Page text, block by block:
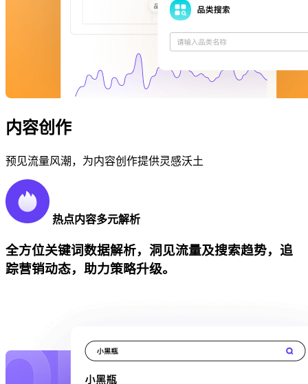
内容创作
预见流量风潮，为内容创作提供灵感沃土
热点内容多元解析
全方位关键词数据解析，洞见流量及搜索趋势，追
踪营销动态，助力策略升级。